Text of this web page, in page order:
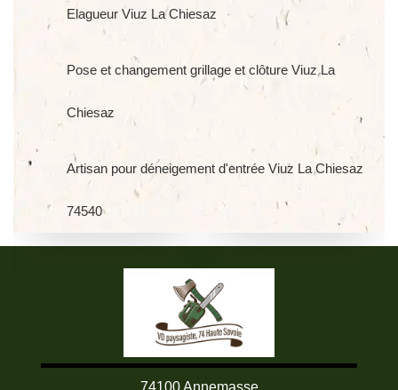
Elagueur Viuz La Chiesaz
Pose et changement grillage et clôture Viuz La
Chiesaz
Artisan pour déneigement d'entrée Viuz La Chiesaz
74540
74100 Annemasse